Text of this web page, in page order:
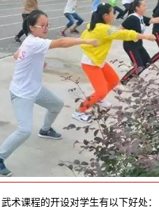
术课程的开设对学生有以下好处：